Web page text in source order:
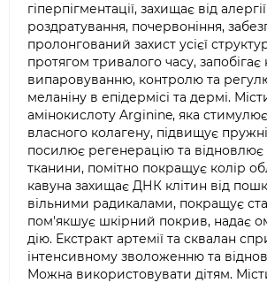
гіперпігментації, захищає від
роздратування, почервоніння,
пролонгований захист усієї
протягом тривалого часу,
випаровуванню, контролю та
меланіну в епідермісі та дермі.
амінокислоту Arginine, яка
власного колагену, підвищує
посилює регенерацію та
тканини, помітно покращує колір
кавуна захищає ДНК клітин від
вільними радикалами, покращує
пом'якшує шкірний покрив, надає
дію. Екстракт артемії та сквалан
інтенсивному зволоженню та
Можна використовувати дітям.